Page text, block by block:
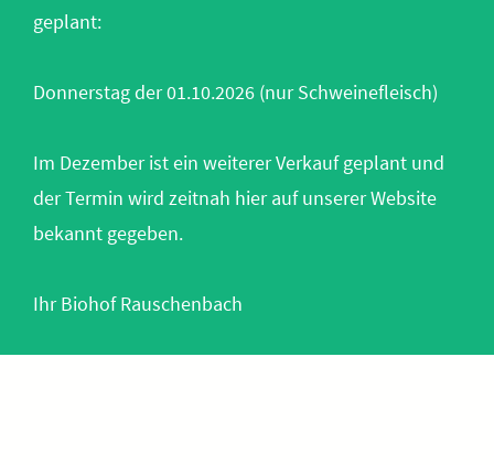
geplant:
Donnerstag der 01.10.2026 (nur Schweinefleisch)
Im Dezember ist ein weiterer Verkauf geplant und
der Termin wird zeitnah hier auf unserer Website
bekannt gegeben.
Ihr Biohof Rauschenbach